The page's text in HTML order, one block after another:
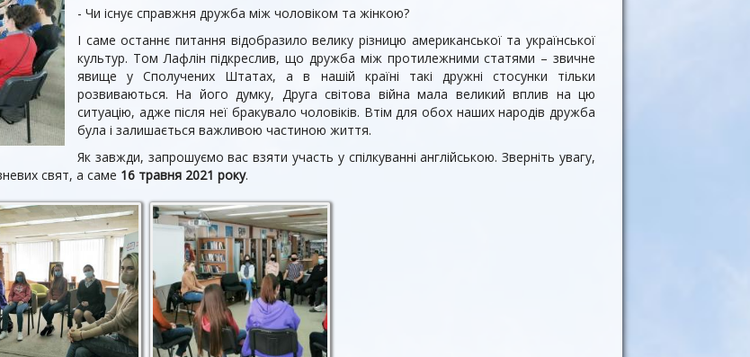
- Чи існує справжня дружба між чоловіком та жінкою?
І саме останнє питання відобразило велику різницю американської та української
культур. Том Лафлін підкреслив, що дружба між протилежними статями – звичне
явище у Сполучених Штатах, а в нашій країні такі дружні стосунки тільки
розвиваються. На його думку, Друга світова війна мала великий вплив на цю
ситуацію, адже після неї бракувало чоловіків. Втім для обох наших народів дружба
була і залишається важливою частиною життя.
Як завжди, запрошуємо вас взяти участь у спілкуванні англійською. Зверніть увагу,
свят, а саме 16 травня 2021 року.